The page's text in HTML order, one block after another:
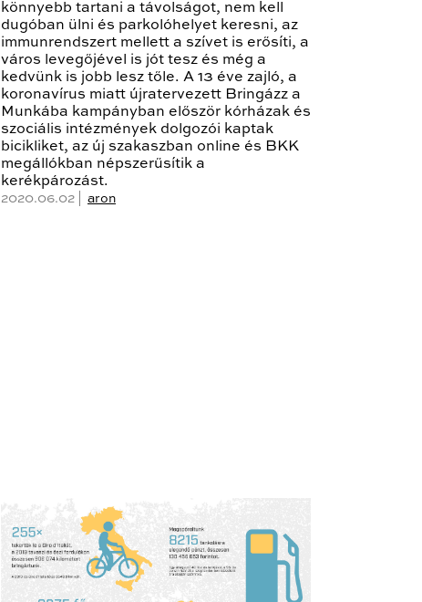
könnyebb tartani a távolságot, nem kell
dugóban ülni és parkolóhelyet keresni, az
immunrendszert mellett a szívet is erősíti, a
város levegőjével is jót tesz és még a
kedvünk is jobb lesz tőle. A 13 éve zajló, a
koronavírus miatt újratervezett Bringázz a
Munkába kampányban először kórházak és
szociális intézmények dolgozói kaptak
bicikliket, az új szakaszban online és BKK
megállókban népszerűsítik a
kerékpározást.
2020.06.02 | aron